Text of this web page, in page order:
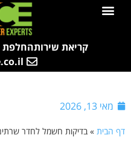
לתוכן
קריאת שירותהחלפת
מאי 13, 2026
דף הבית »בדיקות חשמל לחדר